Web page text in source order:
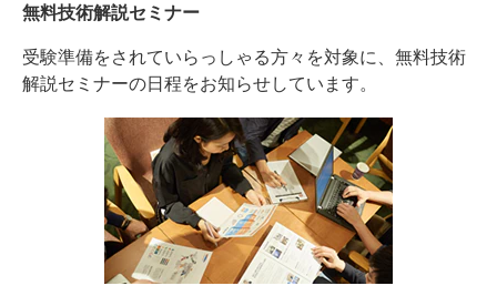
無料技術解説セミナー
受験準備をされていらっしゃる方々を対象に、無料技術
解説セミナーの日程をお知らせしています。